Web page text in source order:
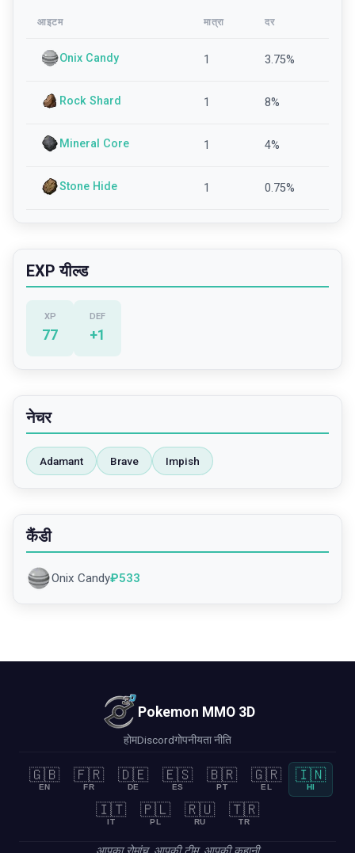
आइटम मात्रा दर
Onix Candy 1 3.75%
Rock Shard 1 8%
Mineral Core 1 4%
Stone Hide 1 0.75%
EXP यील्ड
XP
77
DEF
+1
नेचर
Adamant Brave Impish
कैंडी
Onix Candy₽533
Pokemon MMO 3D
होमDiscordगोपनीयता नीति
🇬🇧
EN
🇫🇷
FR
🇩🇪
DE
🇪🇸
ES
🇧🇷
PT
🇬🇷
EL
🇮🇳
HI
🇮🇹
IT
🇵🇱
PL
🇷🇺
RU
🇹🇷
TR